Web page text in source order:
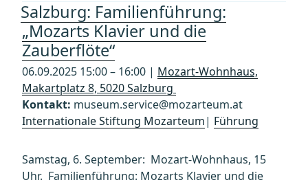
Salzburg: Familienführung:
„Mozarts Klavier und die
Zauberflöte“
06.09.2025 15:00 – 16:00 | Mozart-Wohnhaus,
Makartplatz 8, 5020 Salzburg
Kontakt: museum.service@mozarteum.at
Internationale Stiftung Mozarteum| Führung
Samstag, 6. September: Mozart-Wohnhaus, 15
Uhr. Familienführung: Mozarts Klavier und die